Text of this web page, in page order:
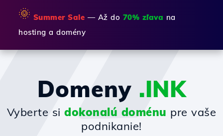
🌞 Summer Sale — Až do 70% zľava na
hosting a domény
Domeny .INK
Vyberte sidokonalú doménu pre vaše
podnikanie!